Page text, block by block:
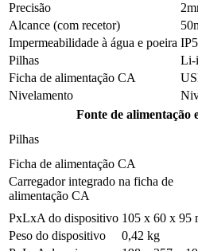
Precisão
Alcance (com recetor)
Impermeabilidade à água e poeira
Pilhas
Li-
Ficha de alimentação CA
Nivelamento
Fonte de alimentação
Pilhas
Ficha de alimentação CA
Carregador integrado na ficha de
alimentação CA
PxLxA do dispositivo 105 x 60 x 95
Peso do dispositivo
0,42 kg